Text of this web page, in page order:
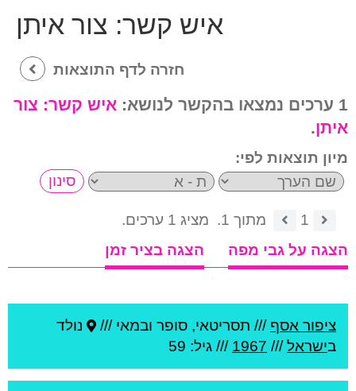
איש קשר: צור איתן
חזרה לדף התוצאות
1 ערכים נמצאו בהקשר לנושא: איש קשר: צור
איתן.
מיון תוצאות לפי:
1 מתוך 1.
מציג 1 ערכים.
הצגה על גבי מפה
הצגה בציר זמן
ציפור אסף /// תסריטאי, סופר ובמאי ///
נולד
בישראל///
1967 /// גיל: 59